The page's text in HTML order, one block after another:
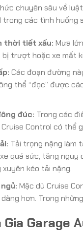
chuyên sâu về
các tình huống
thời tiết xấu: Mưa
bị trượt hoặc xe
Các đoạn đường
thể “đọc” được
đúc: Trong các
Control có thể
Tải trọng nặng làm
quá sức, tăng nguy
kéo tải nặng.
Mặc dù Cruise
hơn. Trong
Garage